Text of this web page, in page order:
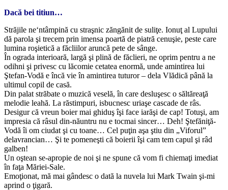
Dacă bei titiun…
Străjile ne‘ntâmpină cu straşnic zăngănit de suliţe. Ionuţ al Lupului
dă parola şi trecem prin imensa poartă de piatră cenuşie, peste care
lumina roşietică a făcliilor aruncă pete de sânge.
În ograda interioară, largă şi plină de făclieri, ne oprim pentru a ne
odihni şi privesc cu lăcomie cetatea enormă, unde amintirea lui
Ştefan-Vodă e încă vie în amintirea tuturor – dela Vlădică până la
ultimul copil de casă.
Din palat străbate o muzică veselă, în care desluşesc o săltăreaţă
melodie leahă. La răstimpuri, isbucnesc uriaşe cascade de râs.
Desigur că vreun boier mai ghiduş îşi face iarăşi de cap! Totuşi, am
impresia că râsul din-năuntru nu e tocmai sincer… Deh! Ştefăniţă-
Vodă îi om ciudat şi cu toane… Cel puţin aşa ştiu din „Viforul”
delavrancian… Şi te pomeneşti că boierii îşi cam tem capul şi râd
galben!
Un oştean se-apropie de noi şi ne spune că vom fi chiemaţi imediat
în faţa Măriei-Sale.
Emoţionat, mă mai gândesc o dată la nuvela lui Mark Twain şi-mi
aprind o ţigară.